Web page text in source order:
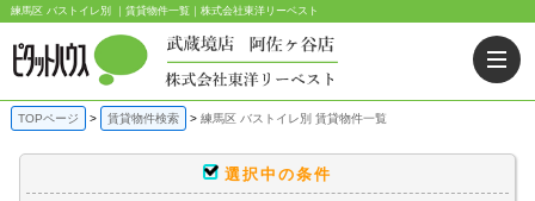
練馬区 バストイレ別 ｜賃貸物件一覧｜株式会社東洋リーベスト
TOPページ 賃貸物件検索 練馬区 バストイレ別 賃貸物件一覧
選択中の条件